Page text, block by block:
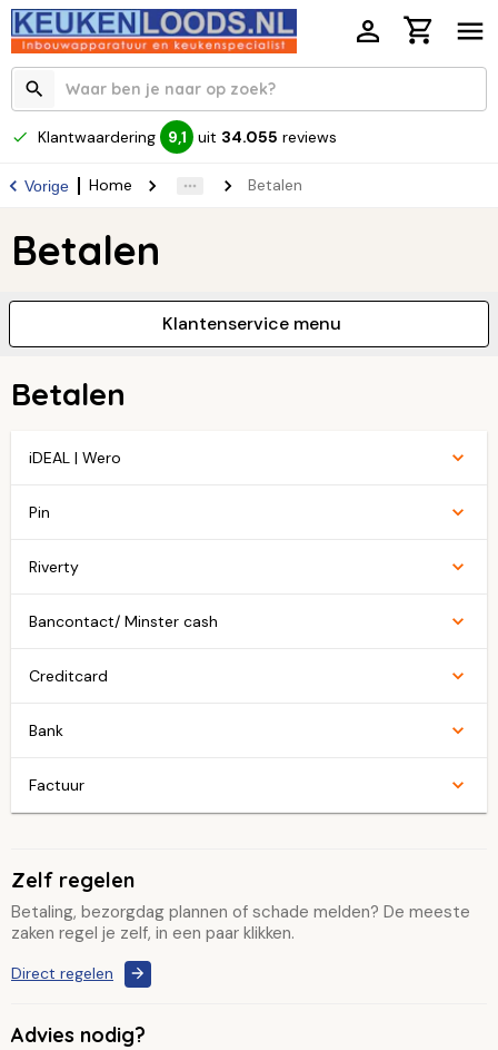
Klantwaardering 9,1 uit 34.055 reviews
Vorige Home Betalen
Betalen
Klantenservice menu
Betalen
iDEAL | Wero
Pin
Riverty
Bancontact/ Minster cash
Creditcard
Bank
Factuur
Zelf regelen
Betaling, bezorgdag plannen of schade melden? De meeste
zaken regel je zelf, in een paar klikken.
Direct regelen
Advies nodig?